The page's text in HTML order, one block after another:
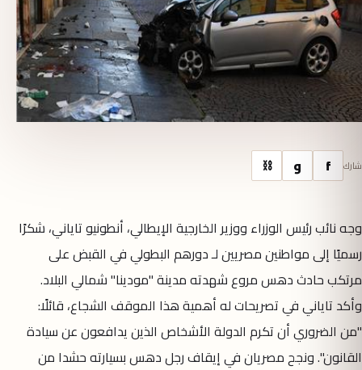
شارك f و ⛓
وجه نائب رئيس الوزراء ووزير الخارجية الإيطالي، أنطونيو تاياني، شكرًا
رسميًا إلى مواطنين مصريين لـ دورهم البطولي في القبض على
مرتكب حادث دهس مروع شهدته مدينة "مودينا" شمالي البلاد.
وأكد تاياني في تصريحات له أهمية هذا الموقف الشجاع، قائلًا:
"من الضروري أن تكرم الدولة الأشخاص الذين يدافعون عن سيادة
القانون". ونجح مصريان في إيقاف رجل دهس بسيارته حشدا من